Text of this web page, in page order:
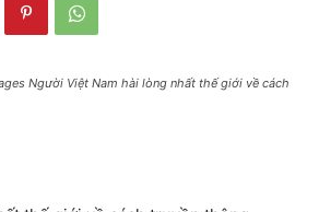
Người Việt Nam hài lòng nhất thế giới về cách